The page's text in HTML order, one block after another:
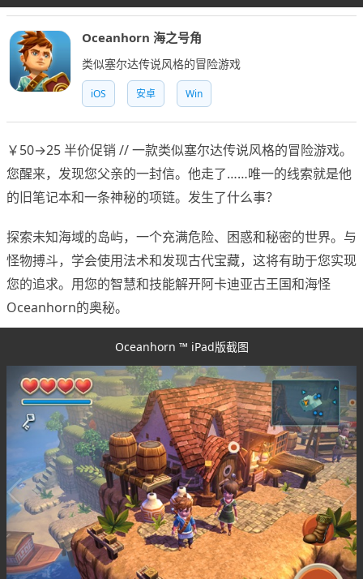
Oceanhorn 海之号角
类似塞尔达传说风格的冒险游戏
iOS 安卓 Win
￥50→25 半价促销 // 一款类似塞尔达传说风格的冒险游戏。
您醒来，发现您父亲的一封信。他走了……唯一的线索就是他
的旧笔记本和一条神秘的项链。发生了什么事？
探索未知海域的岛屿，一个充满危险、困惑和秘密的世界。与
怪物搏斗，学会使用法术和发现古代宝藏，这将有助于您实现
您的追求。用您的智慧和技能解开阿卡迪亚古王国和海怪
Oceanhorn的奥秘。
Oceanhorn ™ iPad版截图